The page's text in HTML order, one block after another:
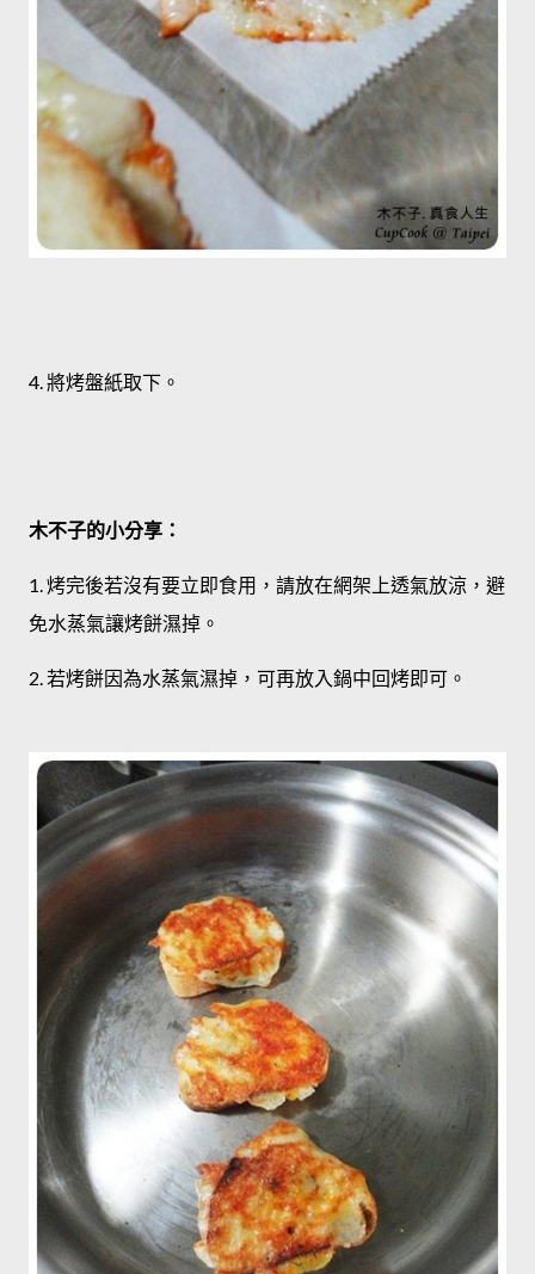
4. 將烤盤紙取下。
木不子的小分享：
1. 烤完後若沒有要立即食用，請放在網架上透氣放涼，避
免水蒸氣讓烤餅濕掉。
2. 若烤餅因為水蒸氣濕掉，可再放入鍋中回烤即可。